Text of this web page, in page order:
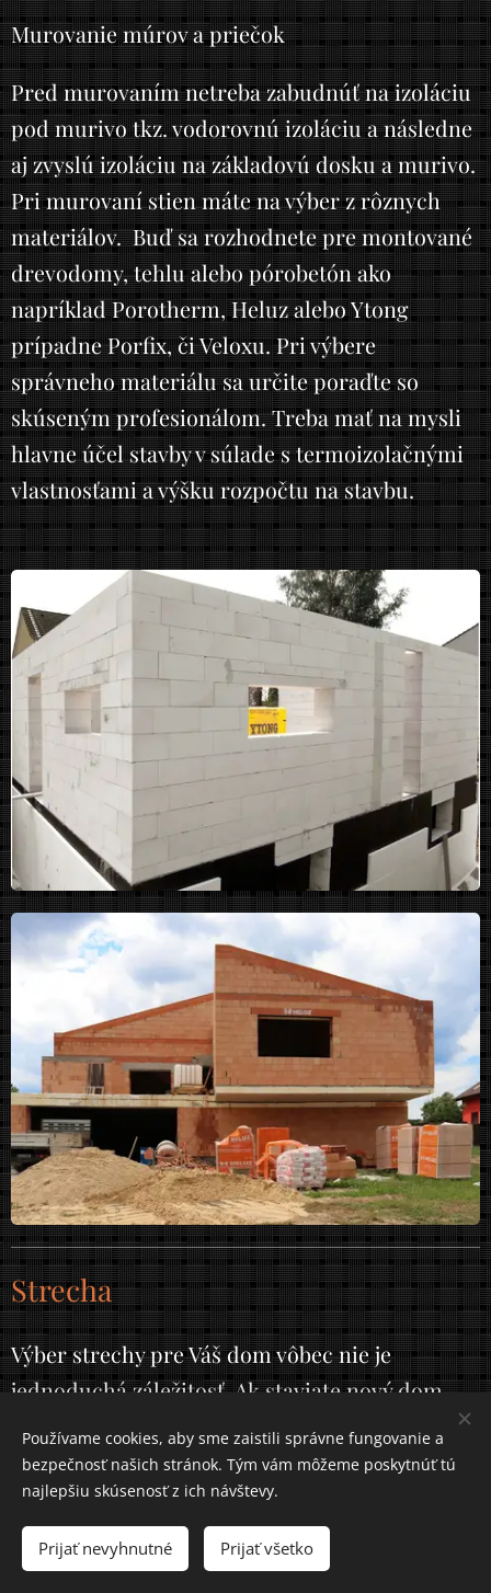
Murovanie múrov a priečok
Pred murovaním netreba zabudnúť na izoláciu
pod murivo tkz. vodorovnú izoláciu a následne
aj zvyslú izoláciu na základovú dosku a murivo.
Pri murovaní stien máte na výber z rôznych
materiálov. Buď sa rozhodnete pre montované
drevodomy, tehlu alebo pórobetón ako
napríklad Porotherm, Heluz alebo Ytong
prípadne Porfix, či Veloxu. Pri výbere
správneho materiálu sa určite poraďte so
skúseným profesionálom. Treba mať na mysli
hlavne účel stavby v súlade s termoizolačnými
vlastnosťami a výšku rozpočtu na stavbu.
Strecha
Výber strechy pre Váš dom vôbec nie je
jednoduchá záležitosť. Ak staviate nový dom,
vyberte si typ strechy, ktorý vám bude najviac
vyhovovať. Šikmá alebo rovná? Viete, že na
trhu je viac ako 20 typov striech podľa ich
tvaru? Pri jednotlivých strechách sú veľké
rozdiely z hľadiska ceny, vzhľadu aj
Používame cookies, aby sme zaistili správne fungovanie a
bezpečnosť našich stránok. Tým vám môžeme poskytnúť tú
najlepšiu skúsenosť z ich návštevy.
Prijať nevyhnutné Prijať všetko